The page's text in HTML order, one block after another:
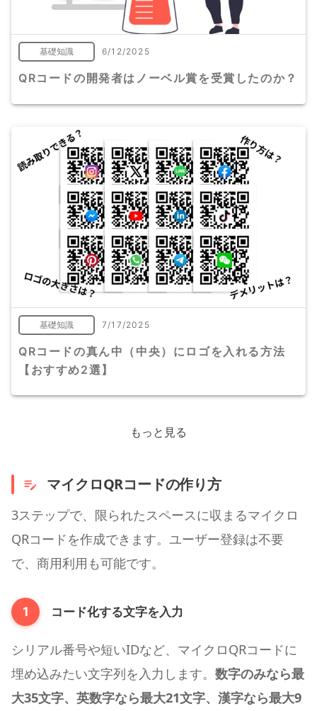
基礎知識 6/12/2025
QRコードの開発者はノーベル賞を受賞したのか？
基礎知識 7/17/2025
QRコードの真ん中（中央）にロゴを入れる方法
【おすすめ2選】
もっと見る
マイクロQRコードの作り方
3ステップで、限られたスペースに収まるマイクロ
QRコードを作成できます。ユーザー登録は不要
で、商用利用も可能です。
1 コード化する文字を入力
シリアル番号や短いIDなど、マイクロQRコードに
埋め込みたい文字列を入力します。 数字のみなら最
大35文字、英数字なら最大21文字、漢字なら最大9